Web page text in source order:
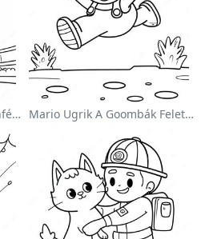
Wwe Birkózó Ugrik Az Ellenfélre Színezőlap Mario Ugrik A Goombák Felett Színezőlap